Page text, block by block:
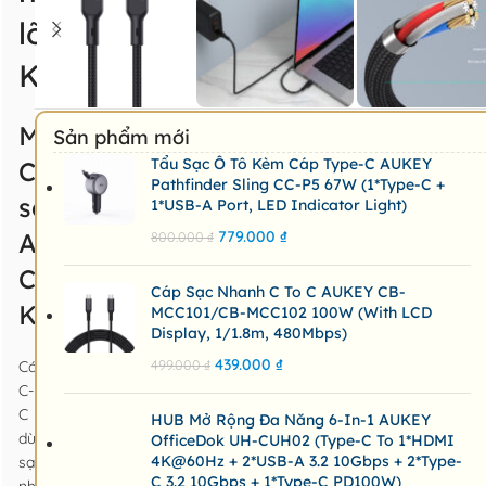
lõi
Kevlar
Model:
Cáp
sạc
Aukey
CB-
KCC102
Cáp
C-
C
dùng
sạc
Sản phẩm mới
Tẩu Sạc Ô Tô Kèm Cáp Type-C AUKEY
Pathfinder Sling CC-P5 67W (1*Type-C +
1*USB-A Port, LED Indicator Light)
800.000₫ 779.000 ₫
Cáp Sạc Nhanh C To C AUKEY CB-
MCC101/CB-MCC102 100W (with LCD
Display, 1/1.8m, 480Mbps)
499.000₫ 439.000 ₫
HUB Mở Rộng Đa Năng 6-In-1 AUKEY
OfficeDok UH-CUH02 (Type-C To 1*HDMI
4K@60Hz + 2*USB-A 3.2 10Gbps + 2*Type-
C 3.2 10Gbps + 1*Type-C PD100W)